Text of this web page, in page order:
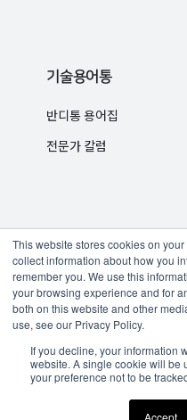
This website stores cookies on
collect information about how you
remember you. We use this
your browsing experience and for
both on this website and other
use, see our Privacy Policy.
If you decline, your information
website. A single cookie will be
your preference not to be
Accept
기술용어통
반디통 용어집
전문가 칼럼
구독하기 체험판 신청
Copyright ©